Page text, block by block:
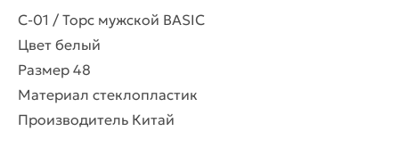
Торс
мужской
BASIC
C-01 / Торс мужской BASIC
Цвет белый
Размер 48
Материал стеклопластик
Производитель Китай